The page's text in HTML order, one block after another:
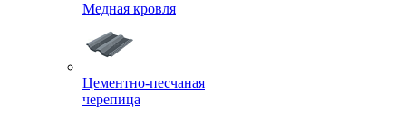
Медная кровля
Цементно-песчаная
черепица